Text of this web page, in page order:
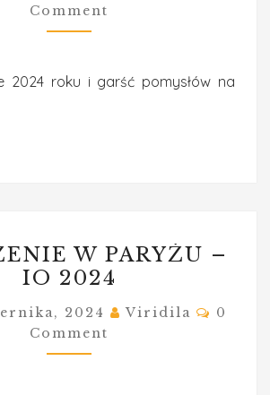
Comment
2024 roku i garść pomysłów na
W
PARYŻU
–
IO
2024
W PARYŻU –
IO 2024
2024 Viridila
0
Comment